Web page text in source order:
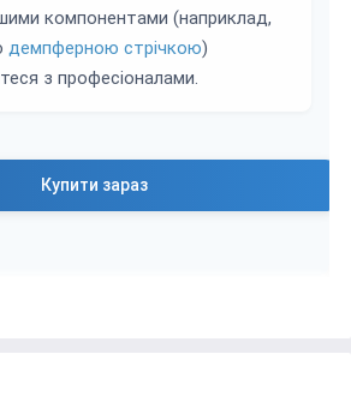
компонентами (наприклад,
демпферною стрічкою)
з професіоналами.
Купити зараз